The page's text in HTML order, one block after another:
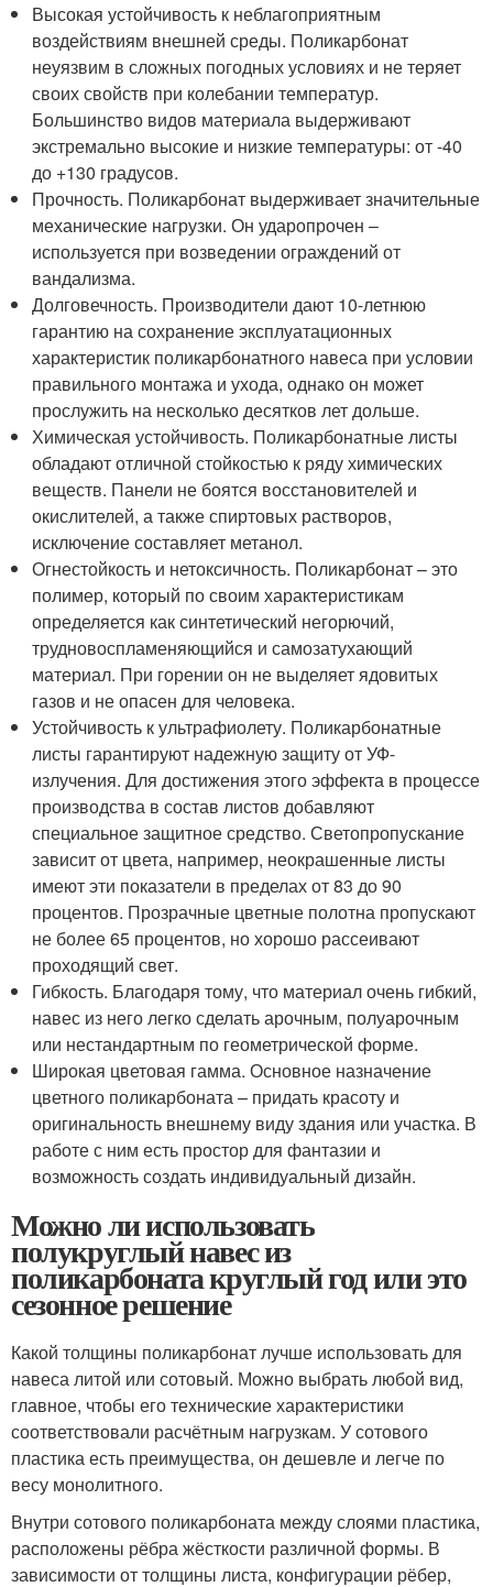
Высокая устойчивость к неблагоприятным
воздействиям внешней среды. Поликарбонат
неуязвим в сложных погодных условиях и не теряет
своих свойств при колебании температур.
Большинство видов материала выдерживают
экстремально высокие и низкие температуры: от -40
до +130 градусов.
Прочность. Поликарбонат выдерживает значительные
механические нагрузки. Он ударопрочен –
используется при возведении ограждений от
вандализма.
Долговечность. Производители дают 10-летнюю
гарантию на сохранение эксплуатационных
характеристик поликарбонатного навеса при условии
правильного монтажа и ухода, однако он может
прослужить на несколько десятков лет дольше.
Химическая устойчивость. Поликарбонатные листы
обладают отличной стойкостью к ряду химических
веществ. Панели не боятся восстановителей и
окислителей, а также спиртовых растворов,
исключение составляет метанол.
Огнестойкость и нетоксичность. Поликарбонат – это
полимер, который по своим характеристикам
определяется как синтетический негорючий,
трудновоспламеняющийся и самозатухающий
материал. При горении он не выделяет ядовитых
газов и не опасен для человека.
Устойчивость к ультрафиолету. Поликарбонатные
листы гарантируют надежную защиту от УФ-
излучения. Для достижения этого эффекта в процессе
производства в состав листов добавляют
специальное защитное средство. Светопропускание
зависит от цвета, например, неокрашенные листы
имеют эти показатели в пределах от 83 до 90
процентов. Прозрачные цветные полотна пропускают
не более 65 процентов, но хорошо рассеивают
проходящий свет.
Гибкость. Благодаря тому, что материал очень гибкий,
навес из него легко сделать арочным, полуарочным
или нестандартным по геометрической форме.
Широкая цветовая гамма. Основное назначение
цветного поликарбоната – придать красоту и
оригинальность внешнему виду здания или участка. В
работе с ним есть простор для фантазии и
возможность создать индивидуальный дизайн.
Можно ли использовать
полукруглый навес из
поликарбоната круглый год или это
сезонное решение
Какой толщины поликарбонат лучше использовать для
навеса литой или сотовый. Можно выбрать любой вид,
главное, чтобы его технические характеристики
соответствовали расчётным нагрузкам. У сотового
пластика есть преимущества, он дешевле и легче по
весу монолитного.
Внутри сотового поликарбоната между слоями пластика,
расположены рёбра жёсткости различной формы. В
зависимости от толщины листа, конфигурации рёбер,